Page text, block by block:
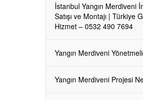
İstanbul Yangın Merdiveni
Satışı ve Montajı | Türkiye
Hizmet – 0532 490 7694
Yangın Merdiveni
Yangın Merdiveni Projesi